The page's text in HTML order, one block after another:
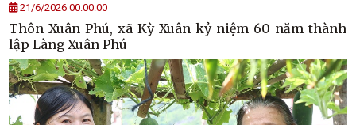
21/6/2026 00:00:00
Thôn Xuân Phú, xã Kỳ Xuân kỷ niệm 60 năm thành
lập Làng Xuân Phú